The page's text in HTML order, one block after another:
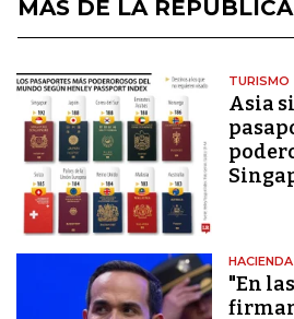
MÁS DE LA REPÚBLICA
TURISMO
Asia
HACIENDA
"En